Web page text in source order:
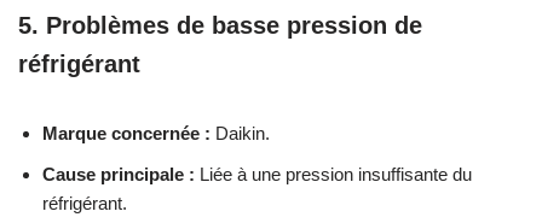
5. Problèmes de basse pression de
réfrigérant
Marque concernée : Daikin.
Cause principale : Liée à une pression insuffisante du
réfrigérant.